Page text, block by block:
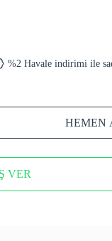
%2 Havale indirimi ile
HEMEN
VER